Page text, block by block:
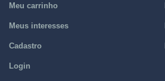
Meu carrinho
Meus interesses
Cadastro
Login